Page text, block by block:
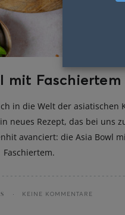
mit Faschiertem
in die Welt der asiatischen
neues Rezept, das bei uns
avanciert: die Asia Bowl
Faschiertem.
KEINE KOMMENTARE